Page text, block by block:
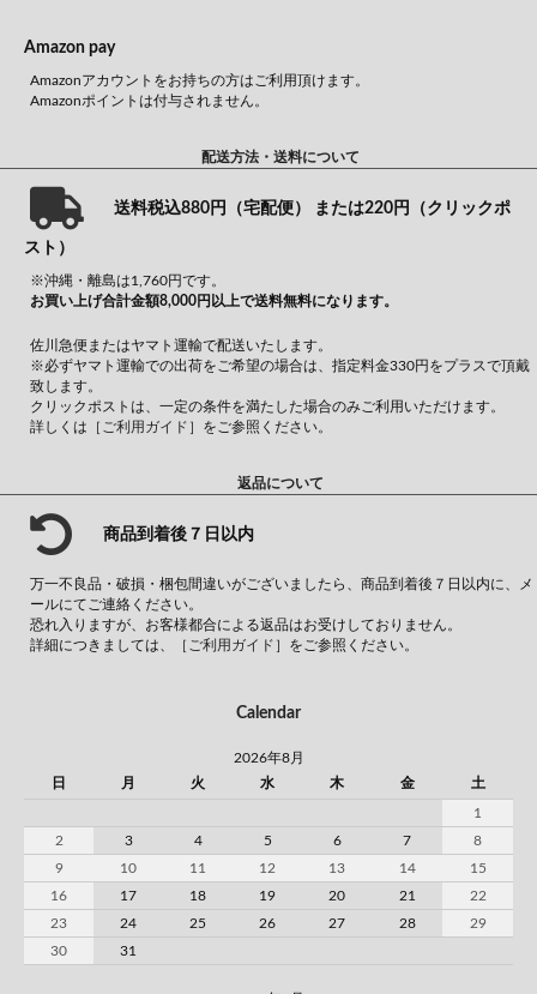
Amazon pay
Amazonアカウントをお持ちの方はご利用頂けます。
Amazonポイントは付与されません。
配送方法・送料について
送料税込880円（宅配便） または220円（クリックポ
スト）
※沖縄・離島は1,760円です。
お買い上げ合計金額8,000円以上で送料無料になります。
佐川急便またはヤマト運輸で配送いたします。
※必ずヤマト運輸での出荷をご希望の場合は、指定料金330円をプラスで頂戴
致します。
クリックポストは、一定の条件を満たした場合のみご利用いただけます。
詳しくは ［ご利用ガイド］ をご参照ください。
返品について
商品到着後７日以内
万一不良品・破損・梱包間違いがございましたら、商品到着後７日以内に、メ
ールにてご連絡ください。
恐れ入りますが、お客様都合による返品はお受けしておりません。
詳細につきましては、
［ご利用ガイド］ をご参照ください。
Calendar
2026年8月
日
月 火 水 木 金 土
1
2
3 4 5 6 7
8
9
10 11 12 13 14
15
16
17 18 19 20 21
22
23
24 25 26 27 28
29
30
31